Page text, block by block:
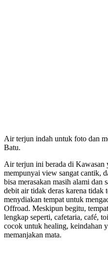
Air terjun indah untuk foto dan
Batu.
Air terjun ini berada di Kawasan
mempunyai view sangat cantik,
bisa merasakan masih alami
debit air tidak deras karena
menydiakan tempat untuk
Offroad. Meskipun begitu,
lengkap seperti, cafetaria, café,
cocok untuk healing, keindahan
memanjakan mata.